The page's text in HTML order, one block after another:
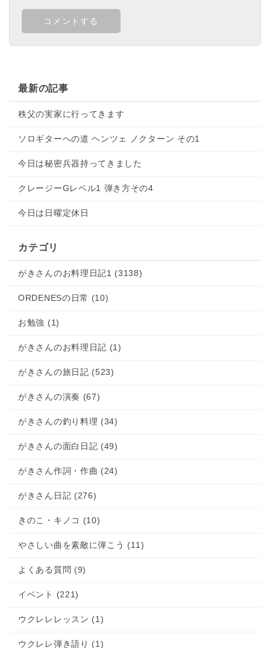
最新の記事
秩父の実家に行ってきます
ソロギターへの道 ヘンツェ ノクターン その1
今日は秘密兵器持ってきました
クレージーGレベル1 弾き方その4
今日は日曜定休日
カテゴリ
がきさんのお料理日記1 (3138)
ORDENESの日常 (10)
お勉強 (1)
がきさんのお料理日記 (1)
がきさんの旅日記 (523)
がきさんの演奏 (67)
がきさんの釣り料理 (34)
がきさんの面白日記 (49)
がきさん作詞・作曲 (24)
がきさん日記 (276)
きのこ・キノコ (10)
やさしい曲を素敵に弾こう (11)
よくある質問 (9)
イベント (221)
ウクレレレッスン (1)
ウクレレ弾き語り (1)